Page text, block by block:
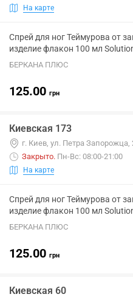
На карте
Спрей для ног Теймурова от
изделие флакон 100 мл
БЕРКАНА ПЛЮС
125.00 грн
Киевская 173
г. Киев, ул. Петра Запорожца,
Закрыто. Пн-Вс: 08:00-21:00
На карте
Спрей для ног Теймурова от
изделие флакон 100 мл
БЕРКАНА ПЛЮС
125.00 грн
Киевская 60